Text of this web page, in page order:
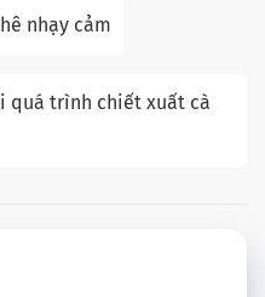
nhạy cảm
quá trình chiết xuất cà